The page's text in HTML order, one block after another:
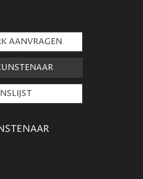
AANVRAGEN